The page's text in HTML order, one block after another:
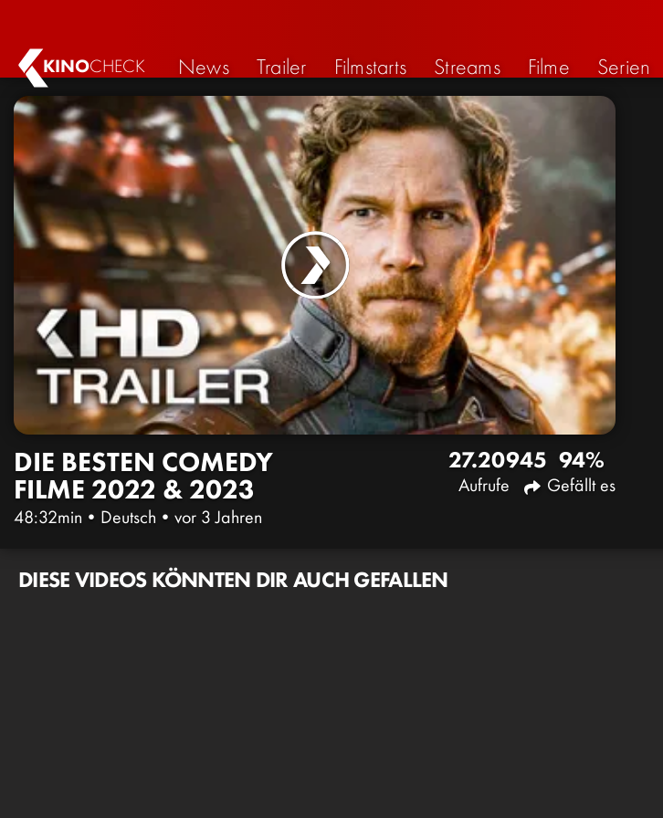
KINOCHECK News Trailer Filmstarts Streams Filme Serien
DIE BESTEN COMEDY
FILME 2022 & 2023
48:32min • Deutsch • vor 3 Jahren
27.209
Aufrufe
45 94%
Gefällt es
DIESE VIDEOS KÖNNTEN DIR AUCH GEFALLEN